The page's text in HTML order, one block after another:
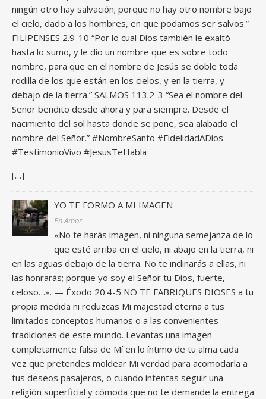
ningún otro hay salvación; porque no hay otro nombre bajo
el cielo, dado a los hombres, en que podamos ser salvos.”
FILIPENSES 2.9-10 “Por lo cual Dios también le exaltó
hasta lo sumo, y le dio un nombre que es sobre todo
nombre, para que en el nombre de Jesús se doble toda
rodilla de los que están en los cielos, y en la tierra, y
debajo de la tierra.” SALMOS 113.2-3 “Sea el nombre del
Señor bendito desde ahora y para siempre. Desde el
nacimiento del sol hasta donde se pone, sea alabado el
nombre del Señor.” #NombreSanto #FidelidadADios
#TestimonioVivo #JesusTeHabla
[…]
YO TE FORMO A MI IMAGEN
En Amor
«No te harás imagen, ni ninguna semejanza de lo
que esté arriba en el cielo, ni abajo en la tierra, ni
en las aguas debajo de la tierra. No te inclinarás a ellas, ni
las honrarás; porque yo soy el Señor tu Dios, fuerte,
celoso…». — Éxodo 20:4-5 NO TE FABRIQUES DIOSES a tu
propia medida ni reduzcas Mi majestad eterna a tus
limitados conceptos humanos o a las convenientes
tradiciones de este mundo. Levantas una imagen
completamente falsa de Mí en lo íntimo de tu alma cada
vez que pretendes moldear Mi verdad para acomodarla a
tus deseos pasajeros, o cuando intentas seguir una
religión superficial y cómoda que no te demande la entrega